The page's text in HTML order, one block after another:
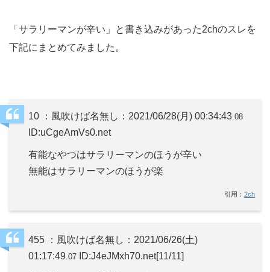
「サラリーマンが辛い」と書き込みがあった2chのスレを
下記にまとめてみました。
10 ：風吹けば名無し：2021/06/28(月) 00:34:43.08
ID:uCgeAmVs0.net
有能なやつはサラリーマンのほうが辛い
無能はサラリーマンのほうが楽
引用： 2ch
455 ：風吹けば名無し：2021/06/26(土)
01:17:49.07 ID:J4eJMxh70.net[11/11]